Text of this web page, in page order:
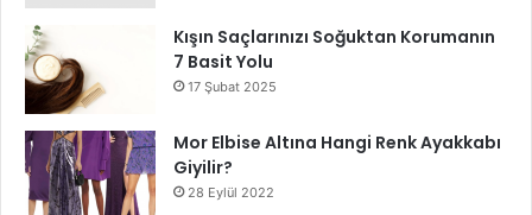
Kışın Saçlarınızı Soğuktan Korumanın
7 Basit Yolu
17 Şubat 2025
Mor Elbise Altına Hangi Renk Ayakkabı
Giyilir?
28 Eylül 2022